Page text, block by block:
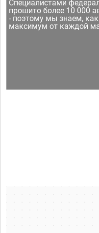
Специалистами
прошито более 10 000
- поэтому мы знаем,
максимум от каждой